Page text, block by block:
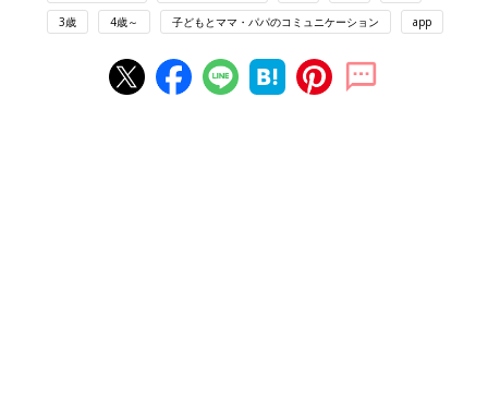
3歳 4歳～ 子どもとママ・パパのコミュニケーション app